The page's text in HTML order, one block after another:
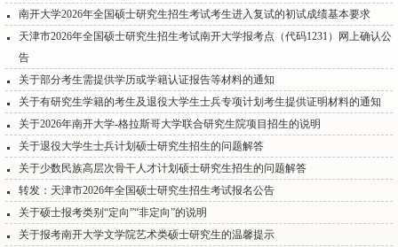
南开大学2026年全国硕士研究生招生考试考生进入复试的初试成绩基本要求
天津市2026年全国硕士研究生招生考试南开大学报考点（代码1231）网上确认公
告
关于部分考生需提供学历或学籍认证报告等材料的通知
关于有研究生学籍的考生及退役大学生士兵专项计划考生提供证明材料的通知
关于2026年南开大学-格拉斯哥大学联合研究生院项目招生的说明
关于退役大学生士兵计划硕士研究生招生的问题解答
关于少数民族高层次骨干人才计划硕士研究生招生的问题解答
转发：天津市2026年全国硕士研究生招生考试报名公告
关于硕士报考类别“定向”“非定向”的说明
关于报考南开大学文学院艺术类硕士研究生的温馨提示